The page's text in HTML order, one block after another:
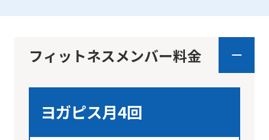
フィットネスメンバー料金
ヨガピス月4回